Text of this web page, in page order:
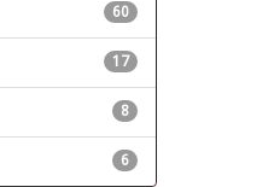
60
17
8
6